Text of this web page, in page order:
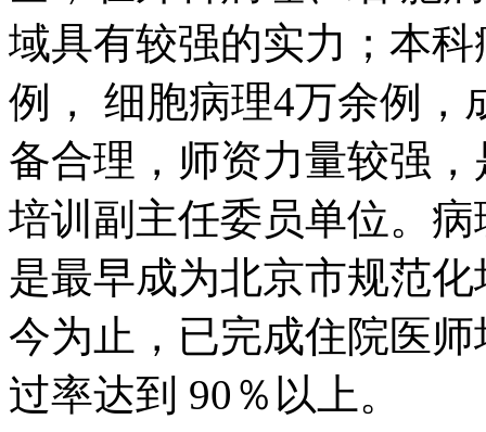
域具有较强的实力；本
例， 细胞病理4万余例，
备合理，师资力量较强
培训副主任委员单位。
是最早成为北京市规范
今为止，已完成住院医
过率达到 90％以上。